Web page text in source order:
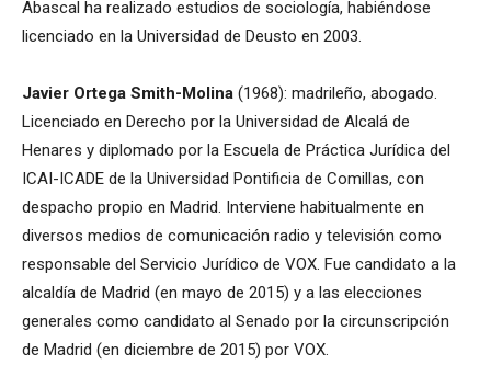
Abascal ha realizado estudios de sociología, habiéndose
licenciado en la Universidad de Deusto en 2003.
Javier Ortega Smith-Molina (1968): madrileño, abogado.
Licenciado en Derecho por la Universidad de Alcalá de
Henares y diplomado por la Escuela de Práctica Jurídica del
ICAI-ICADE de la Universidad Pontificia de Comillas, con
despacho propio en Madrid. Interviene habitualmente en
diversos medios de comunicación radio y televisión como
responsable del Servicio Jurídico de VOX. Fue candidato a la
alcaldía de Madrid (en mayo de 2015) y a las elecciones
generales como candidato al Senado por la circunscripción
de Madrid (en diciembre de 2015) por VOX.